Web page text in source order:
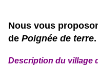
Nous vous
de Poignée de terre.
Description du village